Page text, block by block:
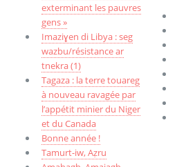
exterminant les pauvres
gens »
Imaziɣen di Libya : seg
wazbu/résistance ar
tnekra (1)
Tagaza : la terre touareg
à nouveau ravagée par
l’appétit minier du Niger
et du Canada
Bonne année !
Tamurt-iw, Aẓru